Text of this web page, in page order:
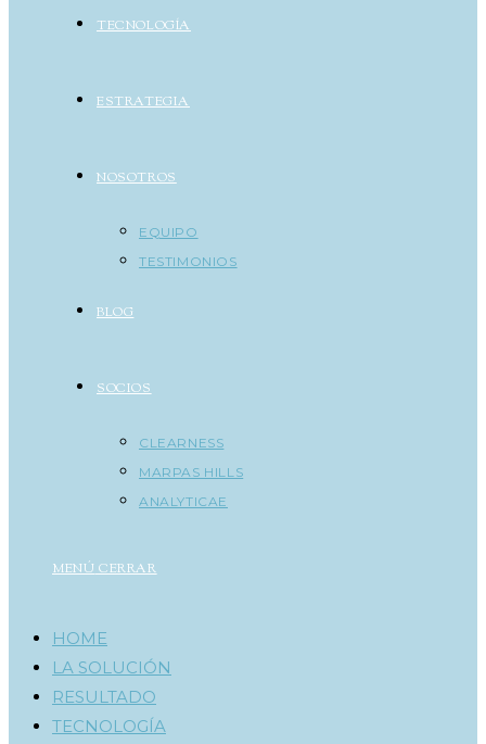
TECNOLOGÍA
ESTRATEGIA
NOSOTROS
EQUIPO
TESTIMONIOS
BLOG
SOCIOS
CLEARNESS
MARPAS HILLS
ANALYTICAE
MENÚ CERRAR
HOME
LA SOLUCIÓN
RESULTADO
TECNOLOGÍA